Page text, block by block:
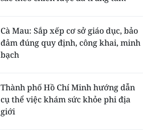
Cà Mau: Sắp xếp cơ sở giáo dục, bảo
đảm đúng quy định, công khai, minh
bạch
Thành phố Hồ Chí Minh hướng dẫn
cụ thể việc khám sức khỏe phi địa
giới